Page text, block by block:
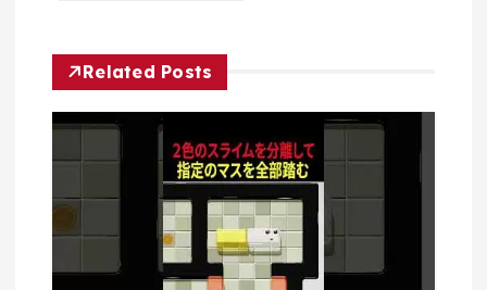
シ
ョ
ン
Related Posts